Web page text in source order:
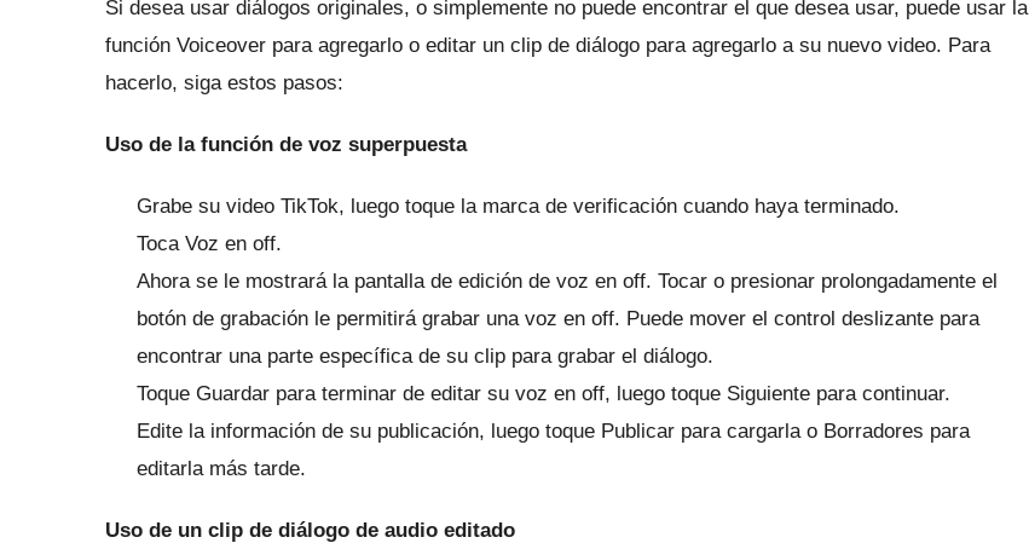
Si desea usar diálogos originales, o simplemente no puede encontrar el que desea usar, puede usar la
función Voiceover para agregarlo o editar un clip de diálogo para agregarlo a su nuevo video. Para
hacerlo, siga estos pasos:
Uso de la función de voz superpuesta
Grabe su video TikTok, luego toque la marca de verificación cuando haya terminado.
Toca Voz en off.
Ahora se le mostrará la pantalla de edición de voz en off. Tocar o presionar prolongadamente el
botón de grabación le permitirá grabar una voz en off. Puede mover el control deslizante para
encontrar una parte específica de su clip para grabar el diálogo.
Toque Guardar para terminar de editar su voz en off, luego toque Siguiente para continuar.
Edite la información de su publicación, luego toque Publicar para cargarla o Borradores para
editarla más tarde.
Uso de un clip de diálogo de audio editado